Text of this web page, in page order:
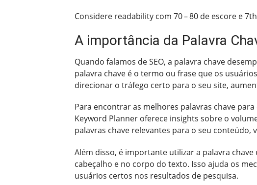
Considere readability com 70 – 80 de escore e
A importância da Palavra
Quando falamos de SEO, a palavra chave
palavra chave é o termo ou frase que os
direcionar o tráfego certo para o seu site,
Para encontrar as melhores palavras chave
Keyword Planner oferece insights sobre o
palavras chave relevantes para o seu
Além disso, é importante utilizar a palavra
cabeçalho e no corpo do texto. Isso ajuda os
usuários certos nos resultados de pesquisa.